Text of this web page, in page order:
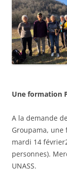
Une formation
A la demande
Groupama, une
mardi 14
personnes).
UNASS.